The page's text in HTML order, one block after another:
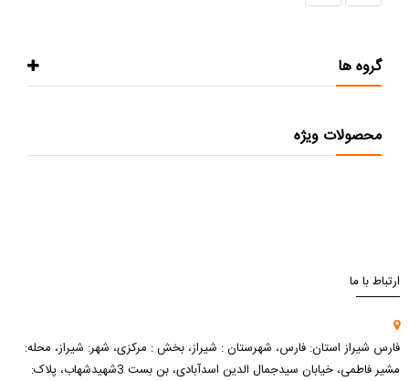
گروه ها
محصولات ویژه
ارتباط با ما
فارس شیراز استان: فارس، شهرستان : شیراز، بخش : مرکزی، شهر: شیراز، محله:
مشیر فاطمی، خیابان سیدجمال الدین اسدآبادی، بن بست 3شهیدشهاب، پلاک: